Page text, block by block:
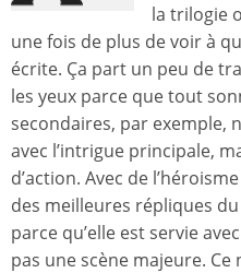
la trilogie
une fois de plus de voir à
écrite. Ça part un peu de
les yeux parce que tout
secondaires, par exemple,
avec l’intrigue principale,
d’action. Avec de
des meilleures répliques
parce qu’elle est servie
pas une scène majeure.